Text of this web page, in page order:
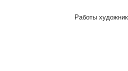
Работы художников